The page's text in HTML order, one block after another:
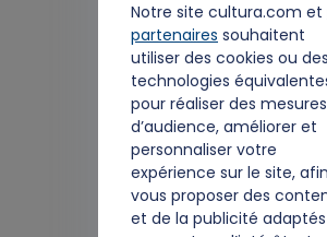
Notre site cultura.com et
partenaires souhaitent
utiliser des cookies ou des
technologies
pour réaliser des mesures
d’audience, améliorer et
personnaliser votre
expérience sur le site,
vous proposer des
et de la publicité
Boule à facette LED
double effet de
lumière GOBOS
4,00 €/Jour